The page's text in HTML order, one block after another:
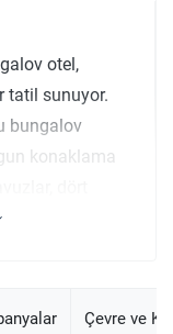
otel,
tatil sunuyor.
bungalov
konaklama
şekilde
Çevre ve